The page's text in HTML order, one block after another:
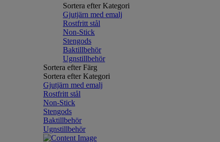
Sortera efter Kategori
Gjutjärn med emalj
Rostfritt stål
Non-Stick
Stengods
Baktillbehör
Ugnstillbehör
Sortera efter Färg
Sortera efter Kategori
Gjutjärn med emalj
Rostfritt stål
Non-Stick
Stengods
Baktillbehör
Ugnstillbehör